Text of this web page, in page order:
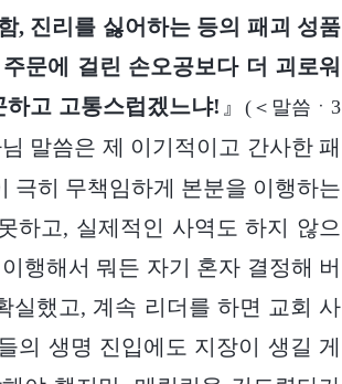
, 진리를 싫어하는 등의 패괴 성품
문에 걸린 손오공보다 더 괴로워
고 고통스럽겠느냐! 』(＜말씀ㆍ3
말씀은 제 이기적이고 간사한 패
극히 무책임하게 본분을 이행하는
하고, 실제적인 사역도 하지 않으
행해서 뭐든 자기 혼자 결정해 버
실했고, 계속 리더를 하면 교회 사
의 생명 진입에도 지장이 생길 게